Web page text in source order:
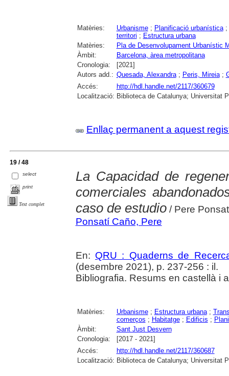
Matèries: Urbanisme; Planificació urbanística;
territori ; Estructura urbana
Matèries:
Pla de Desenvolupament Urbanístic
Àmbit:
Barcelona, àrea metropolitana
Cronologia:
[2021]
Autors add.: Quesada, Alexandra; Peris, Mireia;
Accés:
http://hdl.handle.net/2117/360679
Localització: Biblioteca de Catalunya; Universitat
Enllaç permanent a aquest
19 / 48
select
print
Text complet
La Capacidad de
comerciales
caso de estudio/ Pere
Ponsatí Caño, Pere
En: QRU : Quaderns de
(desembre 2021), p. 237-256 : il.
Bibliografia. Resums en castellà i
Matèries: Urbanisme; Estructura urbana;
comerços ; Habitatge; Edificis ;
Àmbit:
Sant Just Desvern
Cronologia:
[2017 - 2021]
Accés:
http://hdl.handle.net/2117/360687
Localització: Biblioteca de Catalunya; Universitat